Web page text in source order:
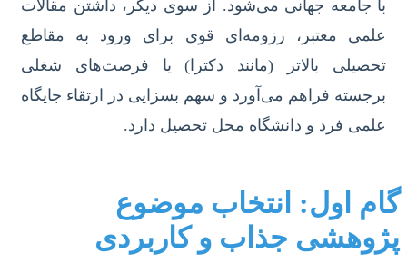
با جامعه جهانی می‌شود. از سوی دیگر، داشتن مقالات
علمی معتبر، رزومه‌ای قوی برای ورود به مقاطع
تحصیلی بالاتر (مانند دکترا) یا فرصت‌های شغلی
برجسته فراهم می‌آورد و سهم بسزایی در ارتقاء جایگاه
علمی فرد و دانشگاه محل تحصیل دارد.
گام اول: انتخاب موضوع
پژوهشی جذاب و کاربردی